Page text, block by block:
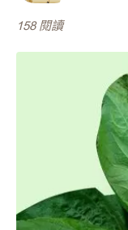
158 閱讀